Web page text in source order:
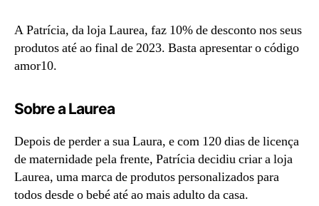
A Patrícia, da loja Laurea, faz 10% de desconto nos seus
produtos até ao final de 2023. Basta apresentar o código
amor10.
Sobre a Laurea
Depois de perder a sua Laura, e com 120 dias de licença
de maternidade pela frente, Patrícia decidiu criar a loja
Laurea, uma marca de produtos personalizados para
todos desde o bebé até ao mais adulto da casa.